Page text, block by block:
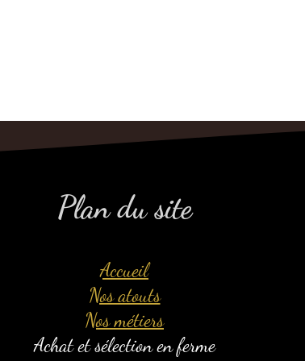
Plan du site
Accueil
Nos atouts
Nos métiers
Achat et sélection en ferme